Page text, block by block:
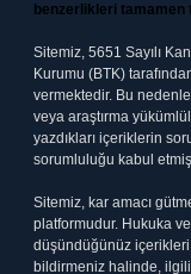
benzerlikleri tamamen
Sitemiz, 5651 Sayılı
Kurumu (BTK)
vermektedir. Bu
veya araştırma
yazdıkları içeriklerin
sorumluluğu kabul etmiş
Sitemiz, kar amacı
platformudur. Hukuka
düşündüğünüz
bildirmeniz halinde,